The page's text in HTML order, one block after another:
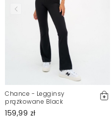
Chance - Legginsy
prążkowane Black
159,99 zł